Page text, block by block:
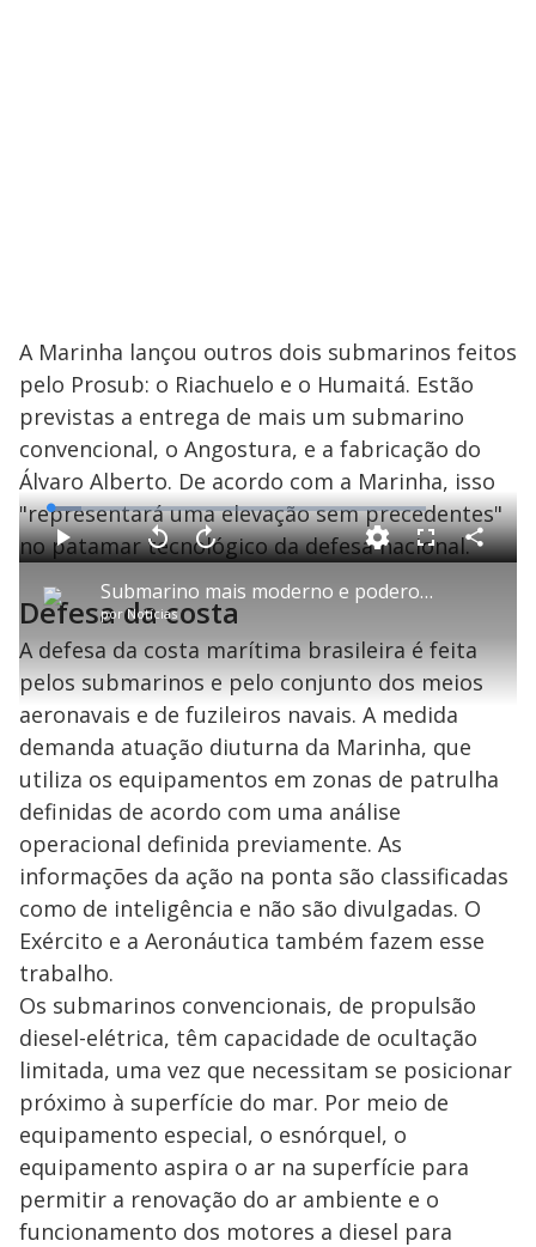
A Marinha lançou outros dois submarinos feitos
pelo Prosub: o Riachuelo e o Humaitá. Estão
previstas a entrega de mais um submarino
convencional, o Angostura, e a fabricação do
Álvaro Alberto. De acordo com a Marinha, isso
"representará uma elevação sem precedentes"
no patamar tecnológico da defesa nacional.
P
l
a
y
V
i
d
e
o
Submarino mais moderno e poderoso da Marinha passa pela primeira imersão
porNotícias
P V
t
r
s
g
u
d
o
A
n
ç
a
r
e
g
n
d
s
u
d
o
L
o
a
d
e
.
1
%
F
l
e
C
o
l
h
r
Defesa da costa
A defesa da costa marítima brasileira é feita
pelos submarinos e pelo conjunto dos meios
aeronavais e de fuzileiros navais. A medida
demanda atuação diuturna da Marinha, que
utiliza os equipamentos em zonas de patrulha
definidas de acordo com uma análise
operacional definida previamente. As
informações da ação na ponta são classificadas
como de inteligência e não são divulgadas. O
Exército e a Aeronáutica também fazem esse
trabalho.
Os submarinos convencionais, de propulsão
diesel-elétrica, têm capacidade de ocultação
limitada, uma vez que necessitam se posicionar
próximo à superfície do mar. Por meio de
equipamento especial, o esnórquel, o
equipamento aspira o ar na superfície para
permitir a renovação do ar ambiente e o
funcionamento dos motores a diesel para